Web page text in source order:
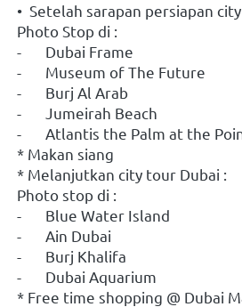
•  Setelah sarapan persiapan
Photo Stop di :
-	Dubai Frame
-	Museum of The Future
-	Burj Al Arab
-	Jumeirah Beach
-	Atlantis the Palm at the
* Makan siang
* Melanjutkan city tour Dubai :
Photo stop di :
-	Blue Water Island
-	Ain Dubai
-	Burj Khalifa
-	Dubai Aquarium
* Free time shopping @ Dubai